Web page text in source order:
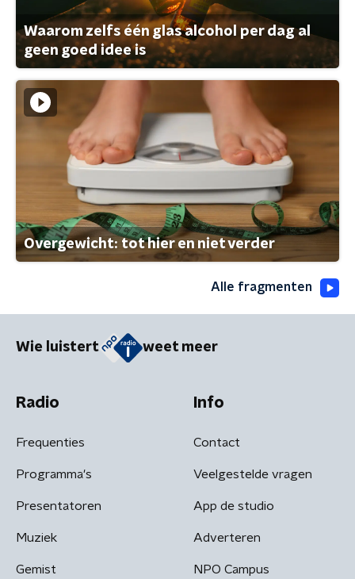
Waarom zelfs één glas alcohol per dag al
geen goed idee is
Overgewicht: tot hier en niet verder
Alle fragmenten
Wie luistert weet meer
Radio
Frequenties
Programma's
Presentatoren
Muziek
Gemist
Info
Contact
Veelgestelde vragen
App de studio
Adverteren
NPO Campus